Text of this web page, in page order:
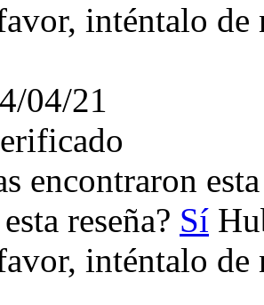
inténtalo de
04/21
encontraron
reseña? Sí
inténtalo de